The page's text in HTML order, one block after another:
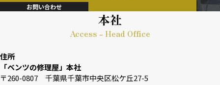
お問い合わせ
本社
Access - Head Office
住所
「ベンツの修理屋」本社
〒260-0807 千葉県千葉市中央区松ケ丘27-5